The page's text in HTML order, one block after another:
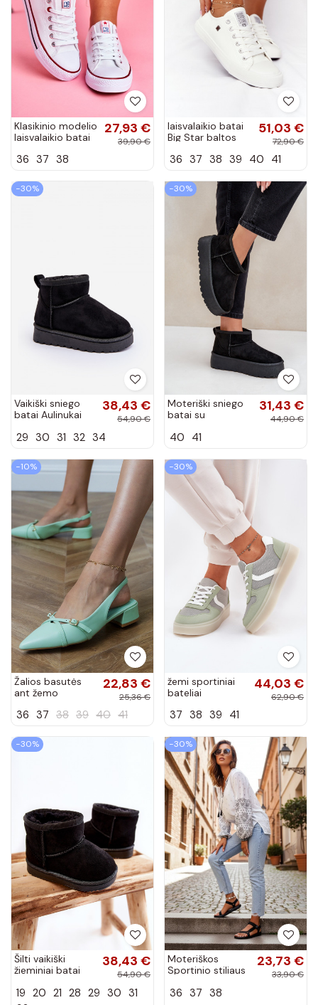
Klasikinio modelio
laisvalaikio batai
raudonu dekoru
27,93 €
39,90 €
36 37 38
laisvalaikio batai
Big Star baltos
51,03 €
72,90 €
36 37 38 39 40 41
−30%
Vaikiški sniego
batai Aulinukai
spalvos Nallita
38,43 €
54,90 €
29 30 31 32 34
−30%
Moteriški sniego
batai su
spalvos „Ninala"
31,43 €
44,90 €
40 41
−10%
Žalios basutės
ant žemo
kulnu Ferli
22,83 €
25,36 €
36 37 38 39 40 41
−30%
žemi sportiniai
bateliai
platforma žalios
44,03 €
62,90 €
37 38 39 41
−30%
Šilti vaikiški
žieminiai batai
Gooby
38,43 €
54,90 €
19 20 21 28 29 30 31
−30%
Moteriškos
Sportinio stiliaus
lipniais
23,73 €
33,90 €
36 37 38